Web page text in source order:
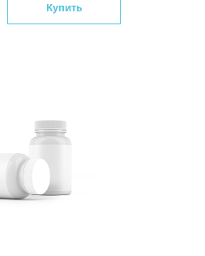
Купить